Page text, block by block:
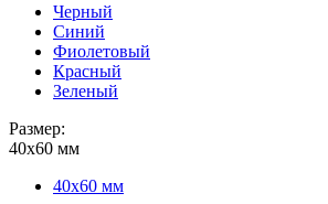
Черный
Синий
Фиолетовый
Красный
Зеленый
Размер:
40х60 мм
40х60 мм